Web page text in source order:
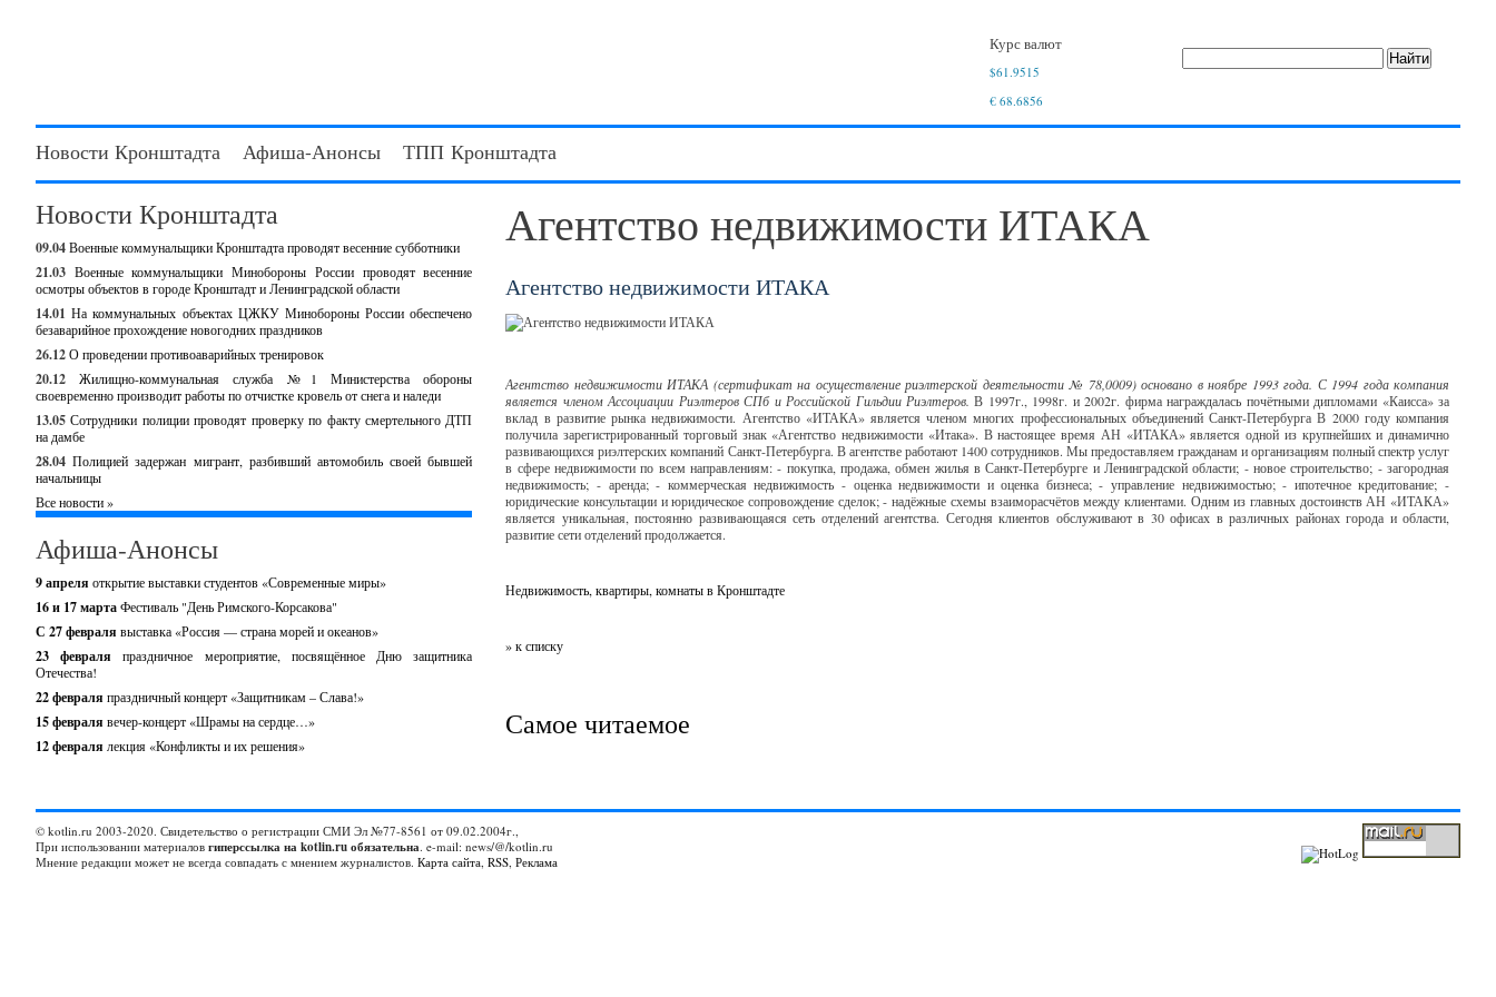
Курс валют
$61.9515
€ 68.6856
Новости Кронштадта Афиша-Анонсы ТПП Кронштадта
Новости Кронштадта
09.04Военные коммунальщики Кронштадта проводят весенние субботники
21.03 Военные коммунальщики Минобороны России проводят весенние
осмотры объектов в городе Кронштадт и Ленинградской области
14.01 На коммунальных объектах ЦЖКУ Минобороны России обеспечено
безаварийное прохождение новогодних праздников
26.12О проведении противоаварийных тренировок
20.12
Жилищно-коммунальная служба №1 Министерства обороны
своевременно производит работы по отчистке кровель от снега и наледи
13.05 Сотрудники полиции проводят проверку по факту смертельного ДТП
на дамбе
28.04 Полицией задержан мигрант, разбивший автомобиль своей бывшей
начальницы
Все новости »
Афиша-Анонсы
9 апреля открытие выставки студентов «Современные миры»
16 и 17 мартаФестиваль "День Римского-Корсакова"
С 27 февраля выставка «Россия — страна морей и океанов»
23 февраляпраздничное мероприятие, посвящённое Дню защитника
Отечества!
22 февраля праздничный концерт «Защитникам – Слава!»
15 февраля вечер-концерт «Шрамы на сердце…»
12 февраля лекция «Конфликты и их решения»
Агентство недвижимости ИТАКА
Агентство недвижимости ИТАКА
Агентство недвижимости ИТАКА (сертификат на осуществление риэлтерской деятельности № 78,0009) основано в ноябре 1993 года. С 1994 года компания
является членом Ассоциации Риэлтеров СПб и Российской Гильдии Риэлтеров. В 1997г., 1998г. и 2002г. фирма награждалась почётными дипломами «Каисса» за
вклад в развитие рынка недвижимости. Агентство «ИТАКА» является членом многих профессиональных объединений Санкт-Петербурга В 2000 году компания
получила зарегистрированный торговый знак «Агентство недвижимости «Итака». В настоящее время АН «ИТАКА» является одной из крупнейших и динамично
развивающихся риэлтерских компаний Санкт-Петербурга. В агентстве работают 1400 сотрудников. Мы предоставляем гражданам и организациям полный спектр услуг
в сфере недвижимости по всем направлениям: - покупка, продажа, обмен жилья в Санкт-Петербурге и Ленинградской области; - новое строительство; - загородная
недвижимость; - аренда; - коммерческая недвижимость - оценка недвижимости и оценка бизнеса; - управление недвижимостью; - ипотечное кредитование; -
юридические консультации и юридическое сопровождение сделок; - надёжные схемы взаиморасчётов между клиентами. Одним из главных достоинств АН «ИТАКА»
является уникальная, постоянно развивающаяся сеть отделений агентства. Сегодня клиентов обслуживают в 30 офисах в различных районах города и области,
развитие сети отделений продолжается.
Недвижимость, квартиры, комнаты в Кронштадте
» к списку
Самое читаемое
© kotlin.ru 2003-2020. Свидетельство о регистрации СМИ Эл №77-8561 от 09.02.2004г.,
При использовании материалов гиперссылка на kotlin.ru обязательна. e-mail: news/@/kotlin.ru
Мнение редакции может не всегда совпадать с мнением журналистов. Карта сайта, RSS, Реклама